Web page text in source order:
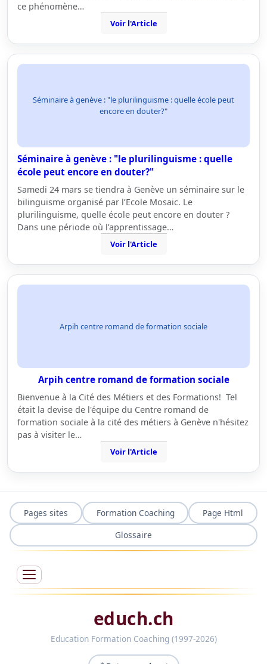
ce phénomène…
Voir l'Article
Séminaire à genève : "le plurilinguisme : quelle école peut
encore en douter?"
Séminaire à genève : "le plurilinguisme : quelle
école peut encore en douter?"
Samedi 24 mars se tiendra à Genève un séminaire sur le
bilinguisme organisé par l’Ecole Mosaic. Le
plurilinguisme, quelle école peut encore en douter ?
Dans une période où l’apprentissage…
Voir l'Article
Arpih centre romand de formation sociale
Arpih centre romand de formation sociale
Bienvenue à la Cité des Métiers et des Formations! Tel
était la devise de l'équipe du Centre romand de
formation sociale à la cité des métiers à Genève n'hésitez
pas à visiter le…
Voir l'Article
Pages sites Formation Coaching
Page Html
Glossaire
educh.ch
Education Formation Coaching (1997-2026)